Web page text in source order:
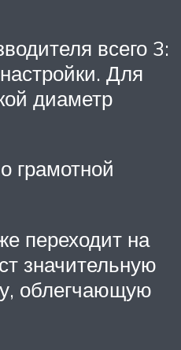
всего 3:
Для
диаметр
грамотной
переходит на
значительную
облегчающую